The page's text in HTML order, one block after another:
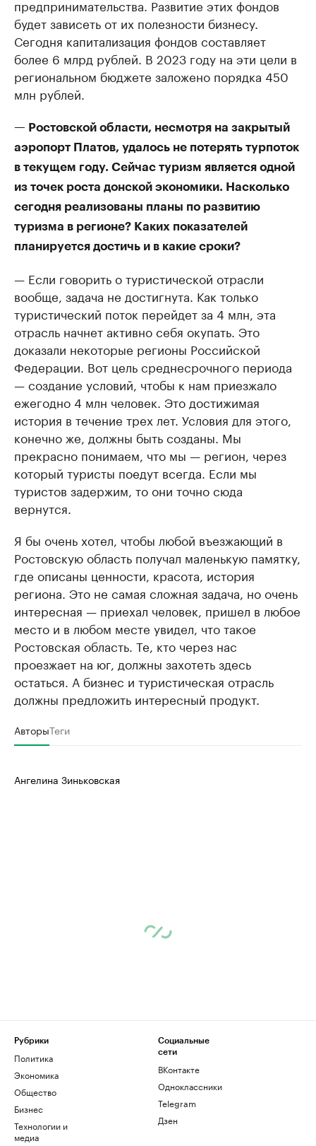
предпринимательства. Развитие этих фондов
будет зависеть от их полезности бизнесу.
Сегодня капитализация фондов составляет
более 6 млрд рублей. В 2023 году на эти цели в
региональном бюджете заложено порядка 450
млн рублей.
— Ростовской области, несмотря на закрытый
аэропорт Платов, удалось не потерять турпоток
в текущем году. Сейчас туризм является одной
из точек роста донской экономики. Насколько
сегодня реализованы планы по развитию
туризма в регионе? Каких показателей
планируется достичь и в какие сроки?
— Если говорить о туристической отрасли
вообще, задача не достигнута. Как только
туристический поток перейдет за 4 млн, эта
отрасль начнет активно себя окупать. Это
доказали некоторые регионы Российской
Федерации. Вот цель среднесрочного периода
— создание условий, чтобы к нам приезжало
ежегодно 4 млн человек. Это достижимая
история в течение трех лет. Условия для этого,
конечно же, должны быть созданы. Мы
прекрасно понимаем, что мы — регион, через
который туристы поедут всегда. Если мы
туристов задержим, то они точно сюда
вернутся.
Я бы очень хотел, чтобы любой въезжающий в
Ростовскую область получал маленькую памятку,
где описаны ценности, красота, история
региона. Это не самая сложная задача, но очень
интересная — приехал человек, пришел в любое
место и в любом месте увидел, что такое
Ростовская область. Те, кто через нас
проезжает на юг, должны захотеть здесь
остаться. А бизнес и туристическая отрасль
должны предложить интересный продукт.
АвторыТеги
Ангелина Зиньковская
Рубрики
Политика
Экономика
Общество
Бизнес
Технологии и
медиа
Социальные
сети
ВКонтакте
Одноклассники
Telegram
Дзен